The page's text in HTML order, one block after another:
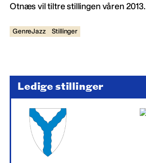
Otnæs vil tiltre stillingen våren 2013.
GenreJazz Stillinger
Ledige stillinger